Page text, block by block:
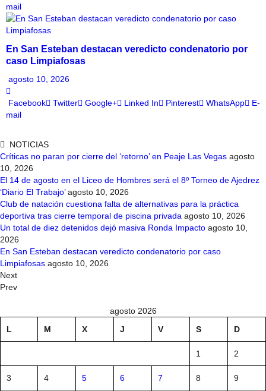
mail
En San Esteban destacan veredicto condenatorio por
caso Limpiafosas
agosto 10, 2026
Facebook Twitter Google+ Linked In Pinterest WhatsApp
E-
mail
NOTICIAS
Críticas no paran por cierre del ‘retorno’ en Peaje Las Vegas agosto
10, 2026
El 14 de agosto en el Liceo de Hombres será el 8º Torneo de Ajedrez
‘Diario El Trabajo’ agosto 10, 2026
Club de natación cuestiona falta de alternativas para la práctica
deportiva tras cierre temporal de piscina privada agosto 10, 2026
Un total de diez detenidos dejó masiva Ronda Impacto agosto 10,
2026
En San Esteban destacan veredicto condenatorio por caso
Limpiafosas agosto 10, 2026
Next
Prev
agosto 2026
L
M X J V S D
1 2
3 4 5 6 7 8 9